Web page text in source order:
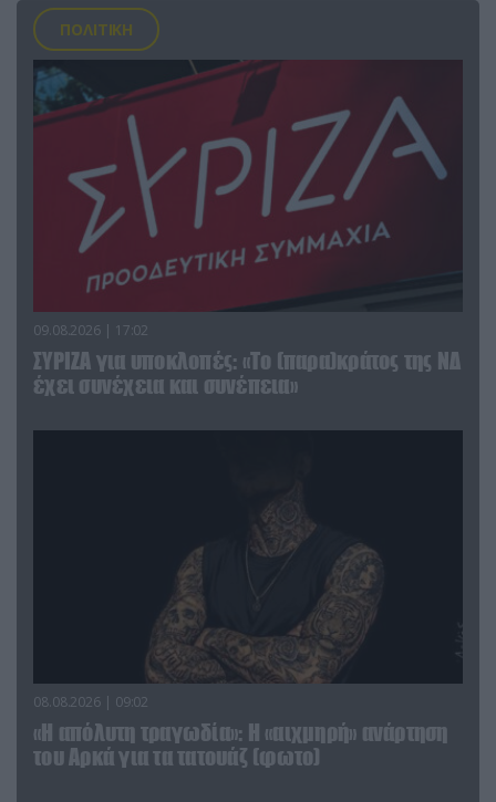
ΠΟΛΙΤΙΚΗ
09.08.2026 | 17:02
ΣΥΡΙΖΑ για υποκλοπές: «Το (παρα)κράτος της ΝΔ
έχει συνέχεια και συνέπεια»
08.08.2026 | 09:02
«Η απόλυτη τραγωδία»: Η «αιχμηρή» ανάρτηση
του Αρκά για τα τατουάζ (φωτο)